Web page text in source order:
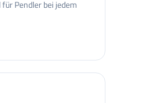
Pendler bei jedem